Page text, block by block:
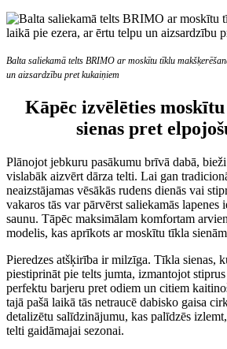
Balta saliekamā telts BRIMO ar moskītu tīklu
un aizsardzību pret kukaiņiem
Kāpēc izvēlēties
sienas pret
Plānojot jebkuru pasākumu brīvā dabā,
vislabāk aizvērt dārza telti. Lai gan
neaizstājamas vēsākās rudens dienās vai
vakaros tās var pārvērst saliekamās lapenes
saunu. Tāpēc maksimālam komfortam
modelis, kas aprīkots ar moskītu tīkla
Pieredzes atšķirība ir milzīga. Tīkla sienas,
piestiprināt pie telts jumta, izmantojot
perfektu barjeru pret odiem un citiem
tajā pašā laikā tās netraucē dabisko gaisa
detalizētu salīdzinājumu, kas palīdzēs
telti gaidāmajai sezonai.